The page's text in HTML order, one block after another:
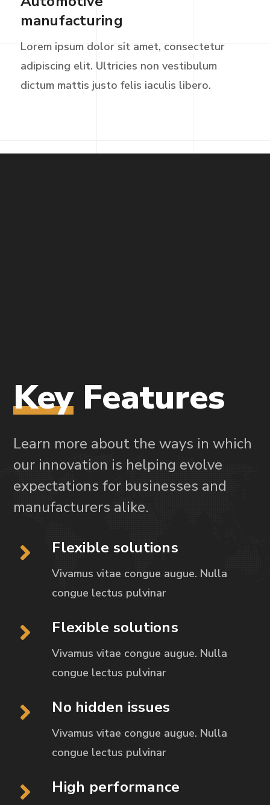
manufacturing
Lorem ipsum dolor sit amet, consectetur
adipiscing elit. Ultricies non vestibulum
dictum mattis justo felis iaculis libero.
Key Features
Learn more about the ways in which
our innovation is helping evolve
expectations for businesses and
manufacturers alike.
Flexible solutions
Vivamus vitae congue augue. Nulla
congue lectus pulvinar
Flexible solutions
Vivamus vitae congue augue. Nulla
congue lectus pulvinar
No hidden issues
Vivamus vitae congue augue. Nulla
congue lectus pulvinar
High performance